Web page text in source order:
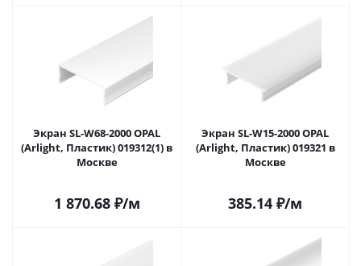
Экран SL-W68-2000 OPAL
(Arlight, Пластик) 019312(1) в
Москве
1 870.68₽/м
Экран SL-W15-2000 OPAL
(Arlight, Пластик) 019321 в
Москве
385.14 ₽/м